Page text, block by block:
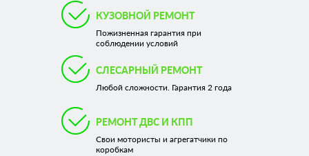
КУЗОВНОЙ РЕМОНТ
Пожизненная гарантия при
соблюдении условий
СЛЕСАРНЫЙ РЕМОНТ
Любой сложности. Гарантия 2 года
РЕМОНТ ДВС И КПП
Свои мотористы и агрегатчики по
коробкам